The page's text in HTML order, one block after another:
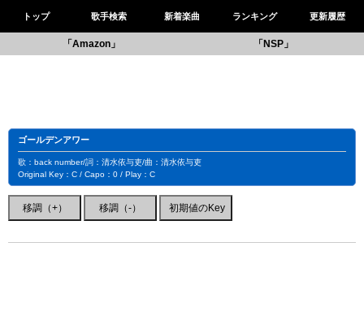
トップ 歌手検索 新着楽曲 ランキング 更新履歴
「Amazon」 「NSP」
ゴールデンアワー
歌：back number/詞：清水依与吏/曲：清水依与吏
Original Key：C / Capo：0 / Play：C